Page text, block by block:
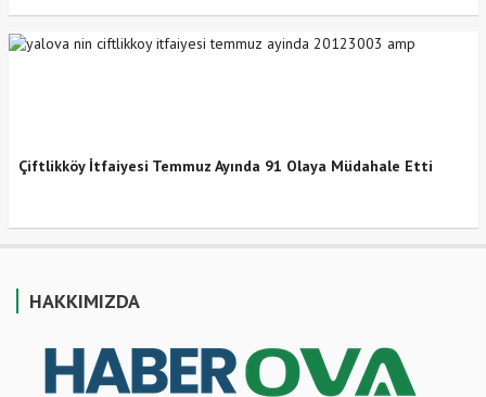
Çiftlikköy İtfaiyesi Temmuz Ayında 91 Olaya Müdahale Etti
HAKKIMIZDA